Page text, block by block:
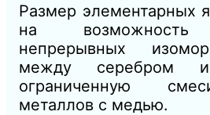
Размер элементарных
на возможность
непрерывных
между серебром
ограниченную
металлов с медью.